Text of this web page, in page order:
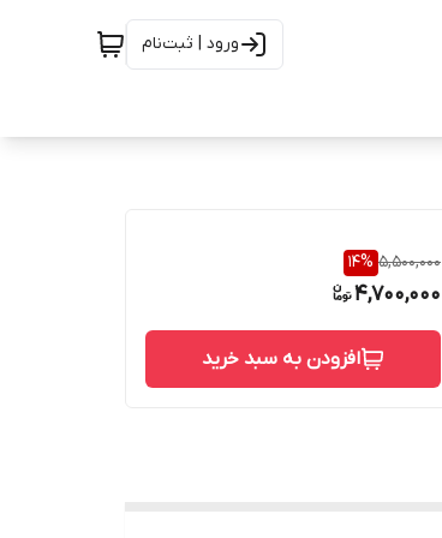
ورود | ثبت‌نام
5,500,000
14%
4,700,000
افزودن به سبد خرید